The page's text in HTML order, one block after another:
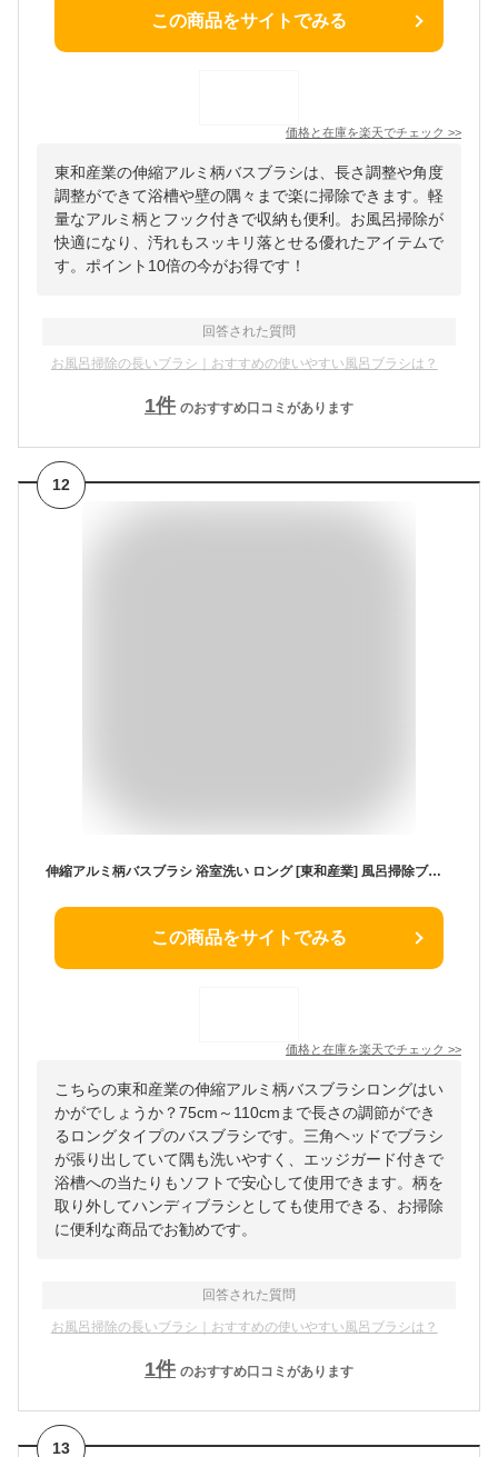
この商品をサイトでみる
価格と在庫を楽天でチェック >>
東和産業の伸縮アルミ柄バスブラシは、長さ調整や角度
調整ができて浴槽や壁の隅々まで楽に掃除できます。軽
量なアルミ柄とフック付きで収納も便利。お風呂掃除が
快適になり、汚れもスッキリ落とせる優れたアイテムで
す。ポイント10倍の今がお得です！
回答された質問
お風呂掃除の長いブラシ｜おすすめの使いやすい風呂ブラシは？
1件 のおすすめ口コミがあります
12
伸縮アルミ柄バスブラシ 浴室洗い ロング [東和産業] 風呂掃除ブラシ お風呂ブラシ バスブラシ お風呂 浴室 風呂用 浴室用 柄付 伸縮 掃除 ブラシ 角度調整 フック付 ハンディ【ポイント2倍】【e暮らしR】ONO[PNG02]
この商品をサイトでみる
価格と在庫を楽天でチェック >>
こちらの東和産業の伸縮アルミ柄バスブラシロングはい
かがでしょうか？75cm～110cmまで長さの調節ができ
るロングタイプのバスブラシです。三角ヘッドでブラシ
が張り出していて隅も洗いやすく、エッジガード付きで
浴槽への当たりもソフトで安心して使用できます。柄を
取り外してハンディブラシとしても使用できる、お掃除
に便利な商品でお勧めです。
回答された質問
お風呂掃除の長いブラシ｜おすすめの使いやすい風呂ブラシは？
1件 のおすすめ口コミがあります
13